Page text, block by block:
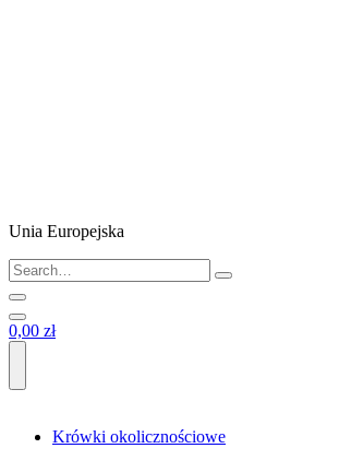
Unia Europejska
0,00 zł
Krówki okolicznościowe